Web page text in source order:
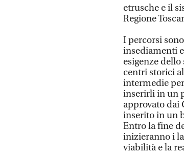
etrusche e il
Regione
I percorsi
insediamenti
esigenze
centri storici
intermedie
inserirli in un
approvato dai
inserito in un
Entro la fine
inizieranno i
viabilità e la